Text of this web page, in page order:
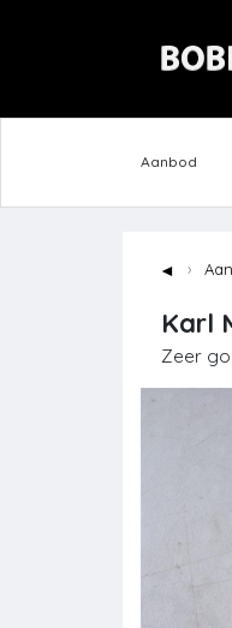
Aanbod
◄
Karl
Zeer